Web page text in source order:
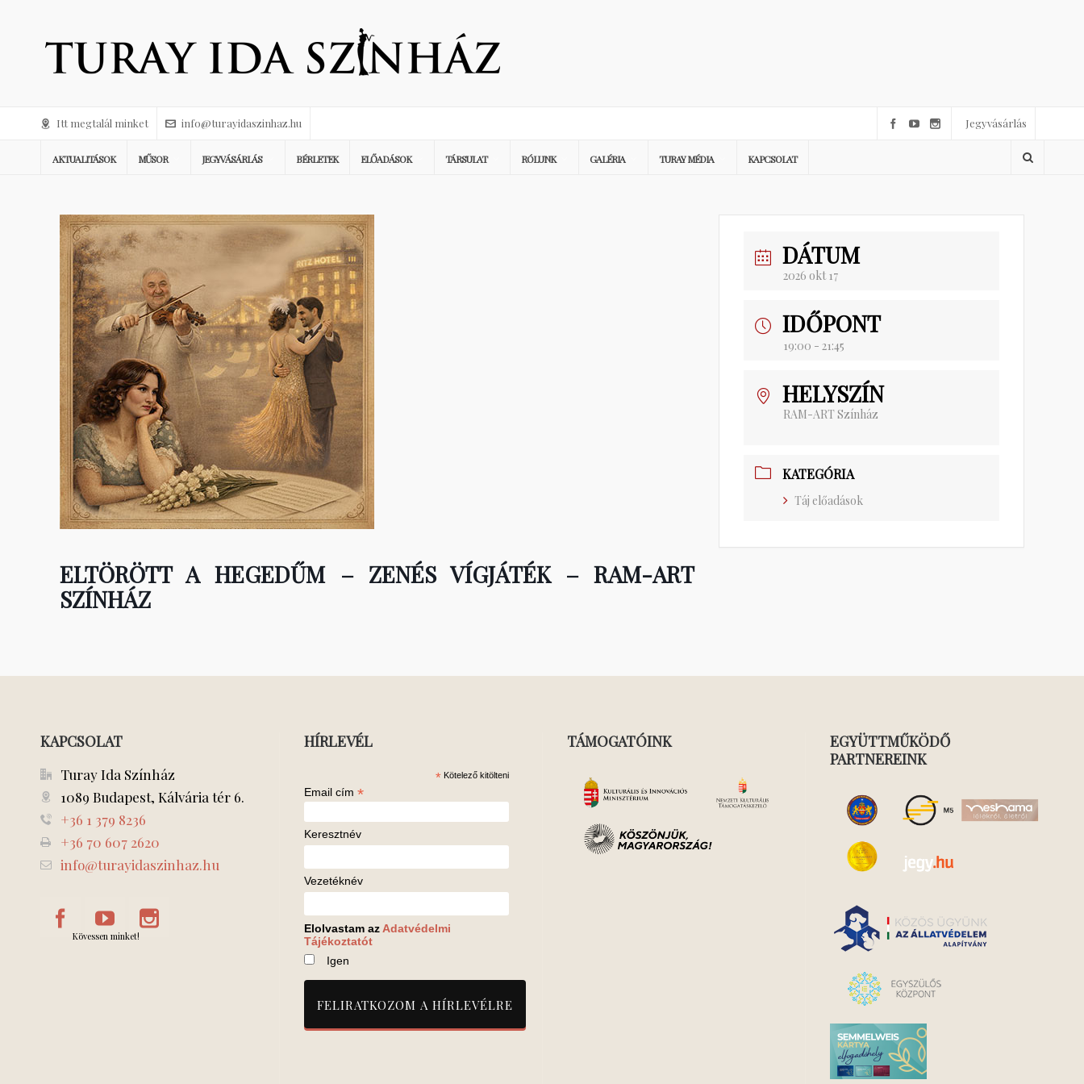
Itt megtalál minket info@turayidaszinhaz.hu Jegyvásárlás
AKTUALITÁSOK MŰSOR JEGYVÁSÁRLÁS BÉRLETEK ELŐADÁSOK TÁRSULAT RÓLUNK GALÉRIA TURAY MÉDIA KAPCSOLAT
ELTÖRÖTT A HEGEDŰM – ZENÉS VÍGJÁTÉK – RAM-ART
SZÍNHÁZ
DÁTUM
2026 okt 17
IDŐPONT
19:00 - 21:45
HELYSZÍN
RAM-ART Színház
KATEGÓRIA
Táj előadások
KAPCSOLAT
Turay Ida Színház
1089 Budapest, Kálvária tér 6.
+36 1 379 8236
+36 70 607 2620
info@turayidaszinhaz.hu
Kövessen minket!
HÍRLEVÉL
* Kötelező kitölteni
Email cím *
Keresztnév
Vezetéknév
Elolvastam az Adatvédelmi
Tájékoztatót
Igen
TÁMOGATÓINK
EGYÜTTMŰKÖDŐ
PARTNEREINK